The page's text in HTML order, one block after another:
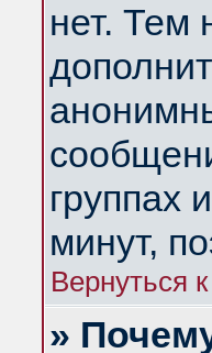
нет. Тем
группах
минут,
Вернуться
»